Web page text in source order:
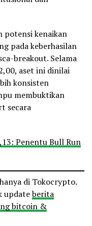
potensi kenaikan
pada keberhasilan
breakout. Selama
aset ini dinilai
konsisten
membuktikan
secara
Penentu Bull Run
di Tokocrypto.
updateberita
bitcoin &